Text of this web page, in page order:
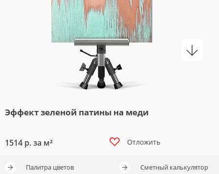
Эффект зеленой патины на меди
1514 р. за м² Отложить
Палитра цветов Сметный калькулятор
Отложить